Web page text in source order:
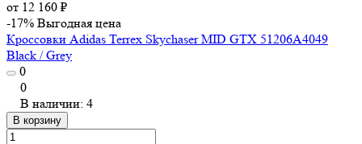
от 12 160 ₽
-17% Выгодная цена
Кроссовки Adidas Terrex Skychaser MID GTX 51206A4049
Black / Grey
0
0
В наличии: 4
В корзину